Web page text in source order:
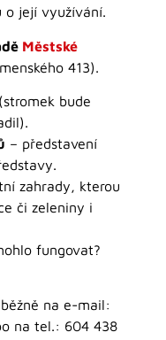
o její využívání.
Městské
413).
(stromek bude
– představení
zahrady, kterou
či zeleniny i
fungovat?
na e-mail:
na tel.: 604 438